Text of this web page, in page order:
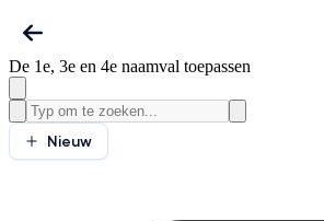
De 1e, 3e en 4e naamval toepassen
Nieuw